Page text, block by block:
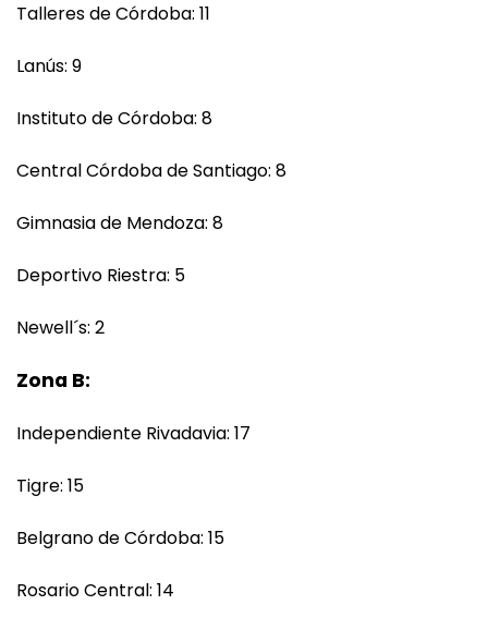
Talleres de Córdoba: 11
Lanús: 9
Instituto de Córdoba: 8
Central Córdoba de Santiago: 8
Gimnasia de Mendoza: 8
Deportivo Riestra: 5
Newell´s: 2
Zona B:
Independiente Rivadavia: 17
Tigre: 15
Belgrano de Córdoba: 15
Rosario Central: 14